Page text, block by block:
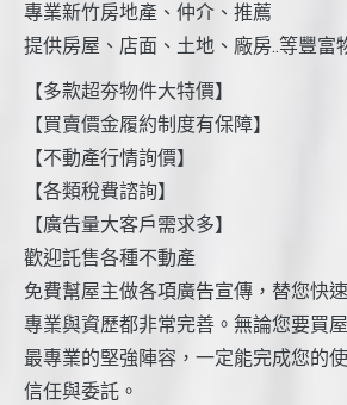
專業新竹房地產、仲介、推薦
提供房屋、店面、土地、廠房..等豐富
【多款超夯物件大特價】
【買賣價金履約制度有保障】
【不動產行情詢價】
【各類稅費諮詢】
【廣告量大客戶需求多】
歡迎託售各種不動產
免費幫屋主做各項廣告宣傳，替您快
專業與資歷都非常完善。無論您要買
最專業的堅強陣容，一定能完成您的
信任與委託。